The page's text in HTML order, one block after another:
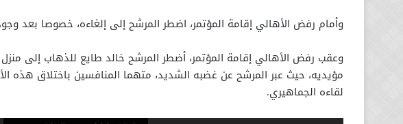
وأمام رفض الأهالي إقامة المؤتمر، اضطر المرشح إلى إلغاءه، خصوصا بعد
وعقب رفض الأهالي إقامة المؤتمر، أضطر المرشح خالد طايع للذهاب إلى
مؤيديه، حيث عبر المرشح عن غضبه الشديد، متهما المنافسين باختلاق
لقاءه الجماهيري.